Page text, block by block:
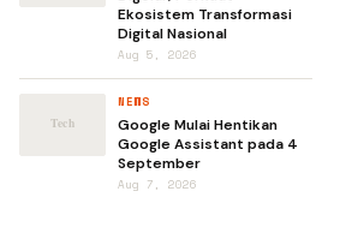
Ekosistem Transformasi
Digital Nasional
Aug 5, 2026
NEWS
Google Mulai Hentikan
Google Assistant pada 4
September
Aug 7, 2026